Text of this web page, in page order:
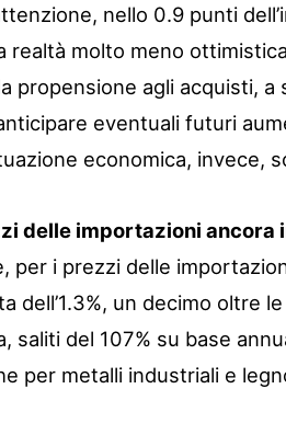
nello 0.9 punti
realtà molto meno
propensione agli acquisti,
eventuali futuri
economica, invece,
delle importazioni ancora
per i prezzi delle
dell’1.3%, un decimo oltre
saliti del 107% su base
per metalli industriali e